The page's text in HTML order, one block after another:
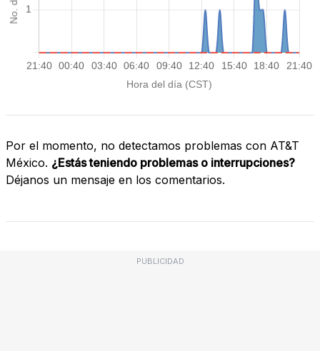
Por el momento, no detectamos problemas con AT&T
México. ¿Estás teniendo problemas o interrupciones?
Déjanos un mensaje en los comentarios.
PUBLICIDAD